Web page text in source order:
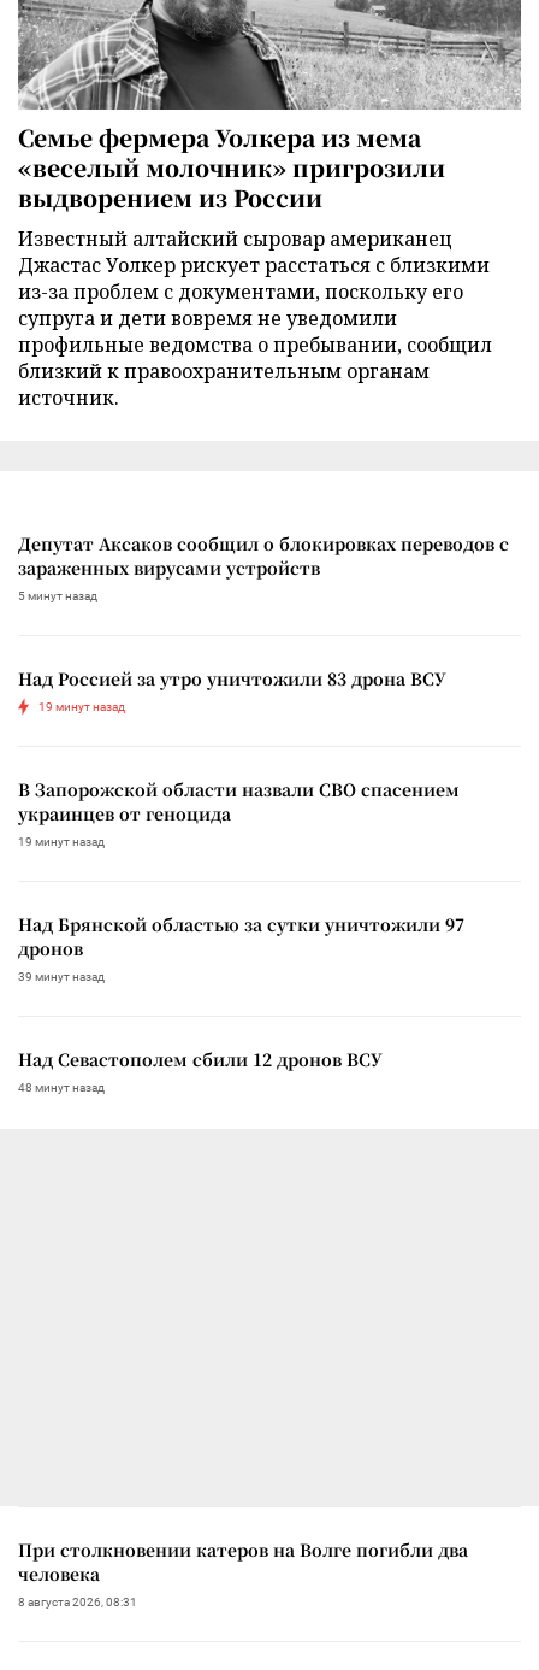
Семье фермера Уолкера из мема
«веселый молочник» пригрозили
выдворением из России
Известный алтайский сыровар американец
Джастас Уолкер рискует расстаться с близкими
из-за проблем с документами, поскольку его
супруга и дети вовремя не уведомили
профильные ведомства о пребывании, сообщил
близкий к правоохранительным органам
источник.
Депутат Аксаков сообщил о блокировках переводов с
зараженных вирусами устройств
5 минут назад
Над Россией за утро уничтожили 83 дрона ВСУ
19 минут назад
В Запорожской области назвали СВО спасением
украинцев от геноцида
19 минут назад
Над Брянской областью за сутки уничтожили 97
дронов
39 минут назад
Над Севастополем сбили 12 дронов ВСУ
48 минут назад
При столкновении катеров на Волге погибли два
человека
8 августа 2026, 08:31